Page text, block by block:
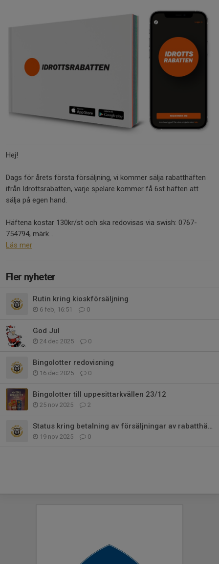
Hej!
Dags för årets första försäljning, vi kommer sälja rabatthäften
ifrån Idrottsrabatten, varje spelare kommer få 6st häften att
sälja på egen hand.
Häftena kostar 130kr/st och ska redovisas via swish: 0767-
754794, märk...
Läs mer
Fler nyheter
Rutin kring kioskförsäljning
6 feb, 16:51 0
God Jul
24 dec 2025 0
Bingolotter redovisning
16 dec 2025 0
Bingolotter till uppesittarkvällen 23/12
25 nov 2025 2
Status kring betalning av försäljningar av rabatthäften/julkalendrar
19 nov 2025 0